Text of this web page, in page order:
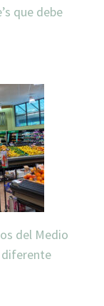
que debe
del Medio
diferente